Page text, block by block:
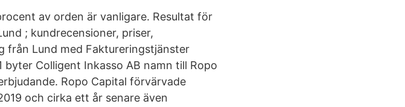
av orden är vanligare. Resultat för
; kundrecensioner, priser,
Lund med Faktureringstjänster
Colligent Inkasso AB namn till Ropo
Ropo Capital förvärvade
och cirka ett år senare även